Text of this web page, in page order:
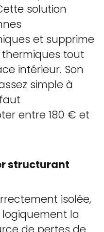
solution
et supprime
tout
intérieur. Son
simple à
entre 180 € et
structurant
isolée,
la